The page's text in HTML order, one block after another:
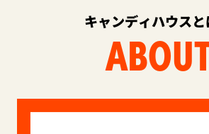
キャンディハウスと